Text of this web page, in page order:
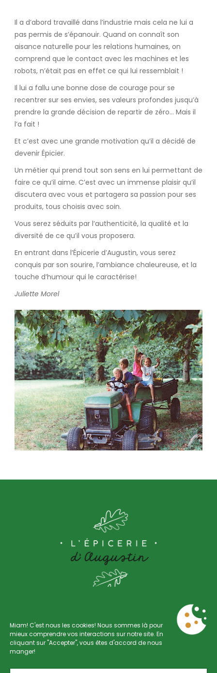
Miam! C'est nous les cookies! Nous sommes là pour
mieux comprendre vos interactions sur notre site. En
cliquant sur "Accepter", vous êtes d'accord de nous
manger!
Il a d’abord travaillé dans l’industrie mais cela ne lui a
pas permis de s’épanouir. Quand on connaît son
aisance naturelle pour les relations humaines, on
comprend que le contact avec les machines et les
robots, n’était pas en effet ce qui lui ressemblait !
Il lui a fallu une bonne dose de courage pour se
recentrer sur ses envies, ses valeurs profondes jusqu’à
prendre la grande décision de repartir de zéro… Mais il
l’a fait !
Et c’est avec une grande motivation qu’il a décidé de
devenir Épicier.
Un métier qui prend tout son sens en lui permettant de
faire ce qu’il aime. C’est avec un immense plaisir qu’il
discutera avec vous et partagera sa passion pour ses
produits, tous choisis avec soin.
Vous serez séduits par l’authenticité, la qualité et la
diversité de ce qu’il vous proposera.
En entrant dans l’Épicerie d’Augustin, vous serez
conquis par son sourire, l’ambiance chaleureuse, et la
touche d’humour qui le caractérise!
Juliette Morel
Rue Saint-Gilles 88